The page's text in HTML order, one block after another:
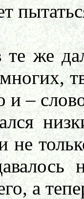
и –
а